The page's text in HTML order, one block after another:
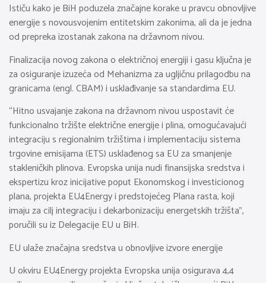
Ističu kako je BiH poduzela značajne korake u pravcu obnovljive
energije s novousvojenim entitetskim zakonima, ali da je jedna
od prepreka izostanak zakona na državnom nivou.
Finalizacija novog zakona o električnoj energiji i gasu ključna je
za osiguranje izuzeća od Mehanizma za ugljičnu prilagodbu na
granicama (engl. CBAM) i usklađivanje sa standardima EU.
“Hitno usvajanje zakona na državnom nivou uspostavit će
funkcionalno tržište električne energije i plina, omogućavajući
integraciju s regionalnim tržištima i implementaciju sistema
trgovine emisijama (ETS) usklađenog sa EU za smanjenje
stakleničkih plinova. Evropska unija nudi finansijska sredstva i
ekspertizu kroz inicijative poput Ekonomskog i investicionog
plana, projekta EU4Energy i predstojećeg Plana rasta, koji
imaju za cilj integraciju i dekarbonizaciju energetskih tržišta”,
poručili su iz Delegacije EU u BiH.
EU ulaže značajna sredstva u obnovljive izvore energije
U okviru EU4Energy projekta Evropska unija osigurava 4,4